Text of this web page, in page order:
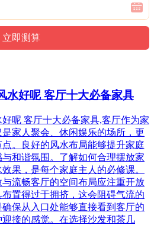
水好呢 客厅十大必备家具
呢 客厅十大必备家具,客厅作为家
家人聚会、休闲娱乐的场所，更
。良好的风水布局能够提升家庭
和谐氛围。了解如何合理摆放家
果，是每个家庭主人的必修课。
流畅客厅的空间布局应注重开放
置得过于拥挤，这会阻碍气流的
保从入口处能够直接看到客厅的
接的感觉。在选择沙发和茶几